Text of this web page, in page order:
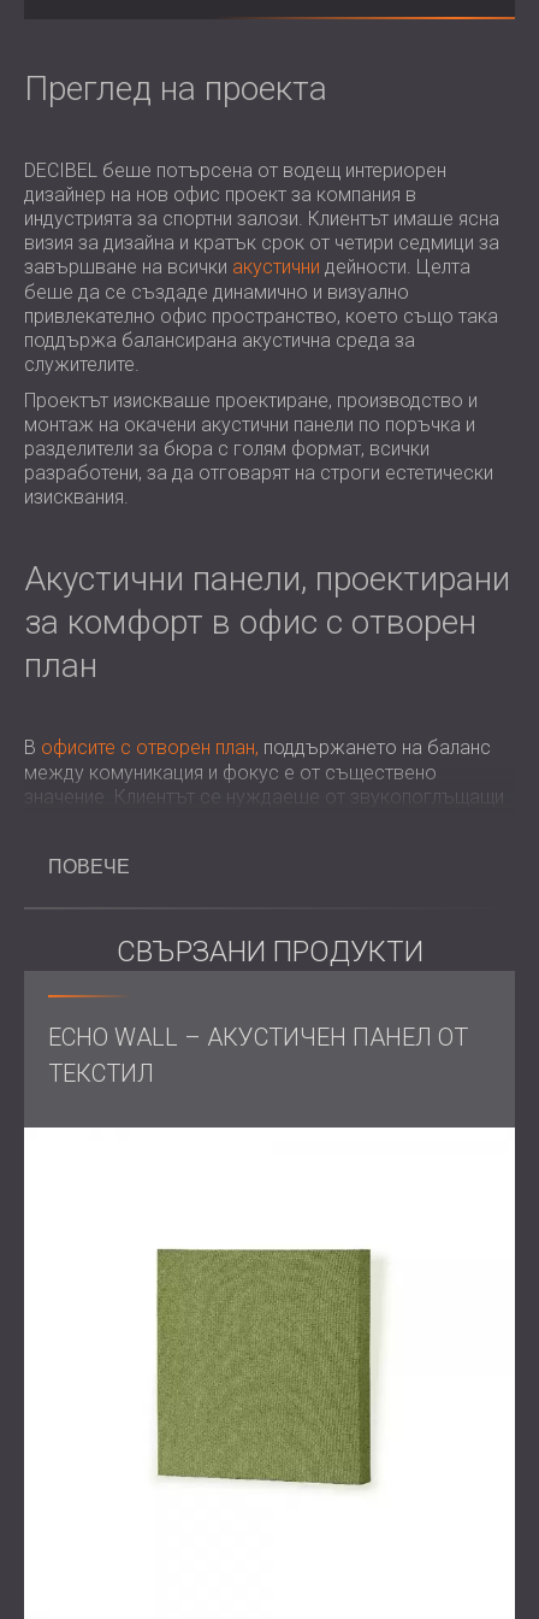
ЗАЛИ
ЗВУКОИЗОЛАЦИОННИ И АКУСТИЧНИ
ЗВУКОИЗОЛАЦИЯ И АКУСТИКА НА
УЧЕБНИ ЗАВЕДЕНИЯ
ШУМОИЗОЛАЦИЯ И АКУСТИКА ЗА
ЗДРАВНИЯ СЕКТОР
ЗВУКОИЗОЛАЦИОННИ И АКУСТИЧНИ
РЕШЕНИЯ ЗА АУДИОЛОГИЧНИЯ
СЕКТОР
ЗВУКОИЗОЛАЦИОННИ И АКУСТИЧНИ
РЕШЕНИЯ ЗА ЦЕНТРОВЕ ЗА ДАННИ
РОССИЯ (RU)
USA (US)
Преглед на проекта
DECIBEL беше потърсена от водещ интериорен
дизайнер на нов офис проект за компания в
индустрията за спортни залози. Клиентът имаше ясна
визия за дизайна и кратък срок от четири седмици за
завършване на всички акустични дейности. Целта
беше да се създаде динамично и визуално
привлекателно офис пространство, което също така
поддържа балансирана акустична среда за
служителите.
Проектът изискваше проектиране, производство и
монтаж на окачени акустични панели по поръчка и
разделители за бюра с голям формат, всички
разработени, за да отговарят на строги естетически
изисквания.
Акустични панели, проектирани
за комфорт в офис с отворен
план
В офисите с отворен план, поддържането на баланс
между комуникация и фокус е от съществено
значение. Клиентът се нуждаеше от звукопоглъщащи
луксозен, цветен дизайн. Панелите трябваше да
декоративни елементи, подобрявайки уединението и
допринасяйки за цялостния вид на пространството.
Предизвикателство
предизвикателства, които изискваха внимателно
нестандартни размери, два пъти по-големи от
типичните панели на DECIBEL, и трябваше да бъде
адаптиран за дългосрочна стабилност въпреки
Второ, офисът вече беше напълно обзаведен, което
направи монтажа на акустични панели, монтирани на
тавана, по-сложен. Прецизното позициониране над
съществуващите бюра и ограниченият достъп до
тавана изисквахатехнически корекции
Освен това, екипът по проектирането предостави
ПОВЕЧЕ
СВЪРЗАНИ ПРОДУКТИ
ECHO WALL – АКУСТИЧЕН ПАНЕЛ ОТ
ТЕКСТИЛ